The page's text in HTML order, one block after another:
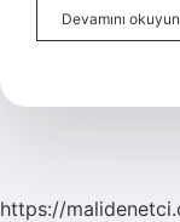
Devamını okuyun
https://